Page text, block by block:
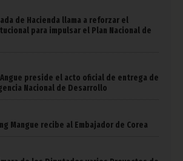
de Hacienda llama a reforzar el
para impulsar el Plan Nacional de
preside el acto oficial de entrega de
Nacional de Desarrollo
Mangue recibe al Embajador de Corea